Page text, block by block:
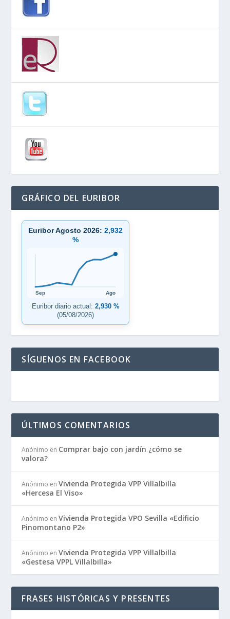
GRÁFICO DEL EURIBOR
Euribor Agosto 2026:2,932
%
Sep Ago
Euribor diario actual: 2,930 %
(05/08/2026)
SÍGUENOS EN FACEBOOK
ÚLTIMOS COMENTARIOS
Anónimo en Comprar bajo con jardín ¿cómo se
valora?
Anónimo enVivienda Protegida VPP Villalbilla
«Hercesa El Viso»
Anónimo enVivienda Protegida VPO Sevilla «Edificio
Pinomontano P2»
Anónimo enVivienda Protegida VPP Villalbilla
«Gestesa VPPL Villalbilla»
FRASES HISTÓRICAS Y PRESENTES